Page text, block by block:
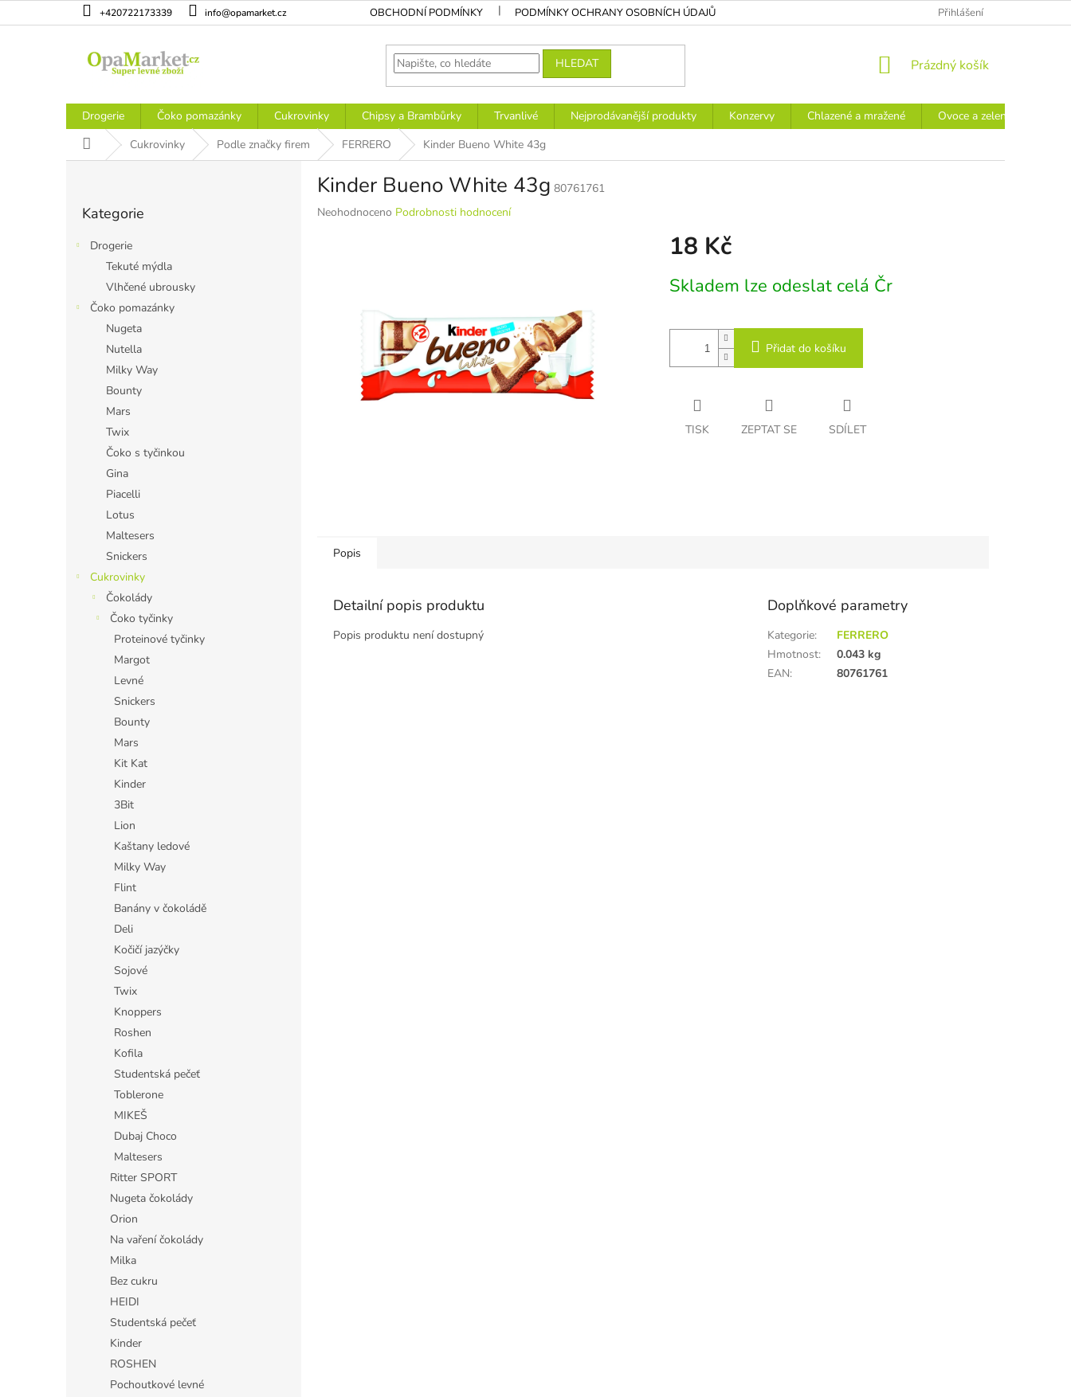
na
+420722173339 info@opamarket.cz OBCHODNÍ PODMÍNKY PODMÍNKY OCHRANY OSOBNÍCH ÚDAJŮ Přihlášení
HLEDAT
NÁKUPNÍ
Prázdný košík
Drogerie Čoko pomazánky Cukrovinky Chipsy a Brambůrky Trvanlivé Nejprodávanější produkty Konzervy Chlazené a mražené Ovoce a zelenina
Domů Cukrovinky Podle značky firem FERRERO Kinder Bueno White 43g
kategorie
Kategorie
Drogerie
Tekuté mýdla
Vlhčené ubrousky
Čoko pomazánky
Nugeta
Nutella
Milky Way
Bounty
Mars
Twix
Čoko s tyčinkou
Gina
Piacelli
Lotus
Maltesers
Snickers
Cukrovinky
Čokolády
Čoko tyčinky
Proteinové tyčinky
Margot
Levné
Snickers
Bounty
Mars
Kit Kat
Kinder
3Bit
Lion
Kaštany ledové
Milky Way
Flint
Banány v čokoládě
Deli
Kočičí jazýčky
Sojové
Twix
Knoppers
Roshen
Kofila
Studentská pečeť
Toblerone
MIKEŠ
Dubaj Choco
Maltesers
Ritter SPORT
Nugeta čokolády
Orion
Na vaření čokolády
Milka
Bez cukru
HEIDI
Studentská pečeť
Kinder
ROSHEN
Pochoutkové levné
Kinder Bueno White 43g 80761761
Průměrné
Neohodnoceno Podrobnosti hodnocení
18 Kč
cena:
Skladem lze odeslat celá Čr
Přidat do košíku
TISK ZEPTAT SE SDÍLET
Popis
Detailní popis produktu
Popis produktu není dostupný
Doplňkové parametry
Kategorie:
FERRERO
Hmotnost:
0.043 kg
EAN: 80761761